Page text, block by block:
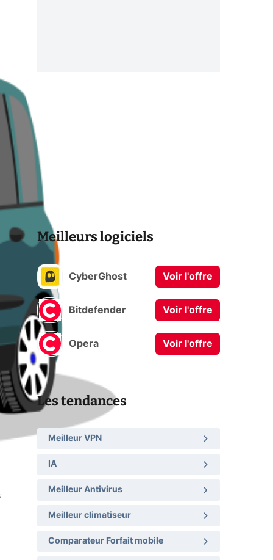
Meilleurs logiciels
CyberGhost Voir l'offre
Bitdefender Voir l'offre
Opera Voir l'offre
Les tendances
Meilleur VPN
IA
Meilleur Antivirus
Meilleur climatiseur
Comparateur Forfait mobile